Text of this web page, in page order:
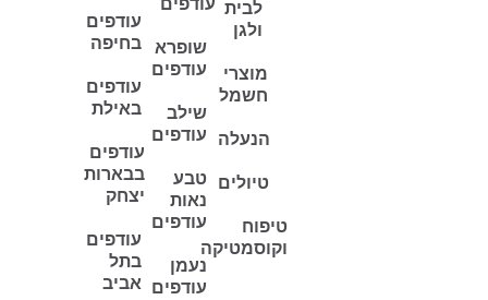
לבית
ולגן
מוצרי
חשמל
הנעלה
טיולים
טיפוח
וקוסמטיקה
שופרא
עודפים
שילב
עודפים
טבע
נאות
עודפים
נעמן
עודפים
עודפים
בחיפה
עודפים
באילת
עודפים
בבארות
יצחק
עודפים
בתל
אביב